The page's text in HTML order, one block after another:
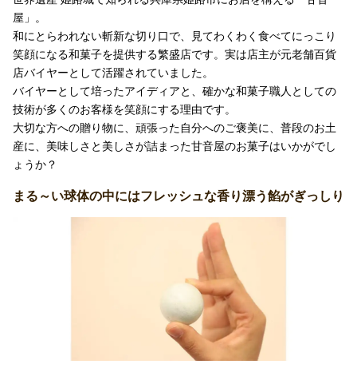
屋」。
和にとらわれない斬新な切り口で、見てわくわく食べてにっこり
笑顔になる和菓子を提供する繁盛店です。実は店主が元老舗百貨
店バイヤーとして活躍されていました。
バイヤーとして培ったアイディアと、確かな和菓子職人としての
技術が多くのお客様を笑顔にする理由です。
大切な方への贈り物に、頑張った自分へのご褒美に、普段のお土
産に、美味しさと美しさが詰まった甘音屋のお菓子はいかがでし
ょうか？
まる～い球体の中にはフレッシュな香り漂う餡がぎっしり